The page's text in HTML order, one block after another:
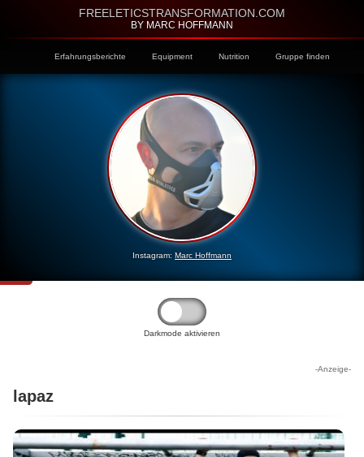
FREELETICSTRANSFORMATION.COM
BY MARC HOFFMANN
Erfahrungsberichte Equipment Nutrition Gruppe finden
Instagram: Marc Hoffmann
Darkmode aktivieren
-Anzeige-
lapaz